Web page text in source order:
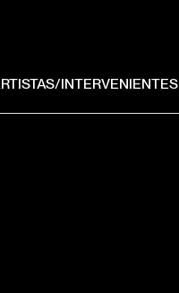
INTERVENIENTES